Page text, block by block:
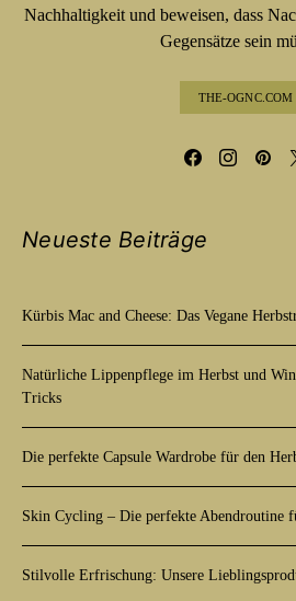
Nachhaltigkeit und beweisen, dass
Gegensätze sein
THE-OGNC.COM
Neueste Beiträge
Kürbis Mac and Cheese: Das Vegane
Natürliche Lippenpflege im Herbst und
Tricks
Die perfekte Capsule Wardrobe für den
Skin Cycling – Die perfekte Abendroutine
Stilvolle Erfrischung: Unsere